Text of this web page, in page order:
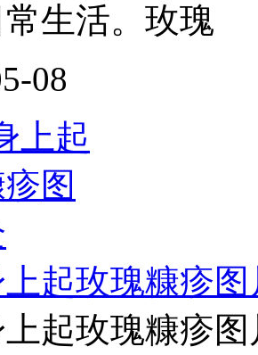
生活。玫瑰
08
起玫瑰糠疹
起玫瑰糠疹